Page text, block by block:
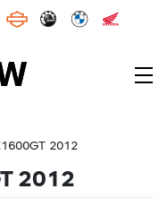
2012
2012